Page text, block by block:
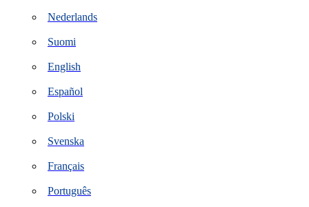
Nederlands
Suomi
English
Español
Polski
Svenska
Français
Português